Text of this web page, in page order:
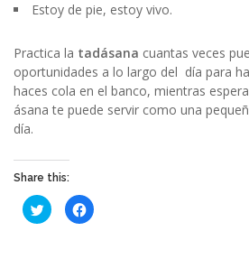
Estoy de pie, estoy vivo.
Practica la tadásana cuantas veces
oportunidades a lo largo del día para
haces cola en el banco, mientras
ásana te puede servir como una
día.
Share this:
Haz
clic
Haz
clic